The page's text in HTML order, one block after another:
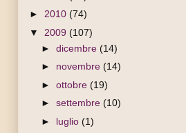
► 2010 (74)
▼ 2009 (107)
► dicembre (14)
► novembre (14)
► ottobre (19)
► settembre (10)
► luglio (1)